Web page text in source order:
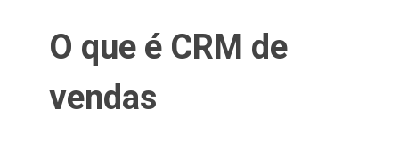
O que é CRM de
vendas